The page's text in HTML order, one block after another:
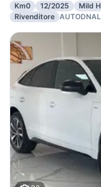
Km0
12/2025 Mild
Rivenditore